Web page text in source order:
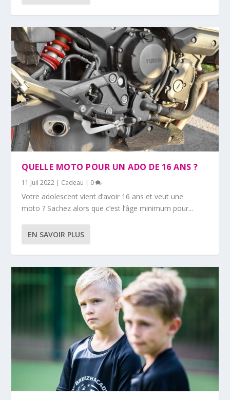
QUELLE MOTO POUR UN ADO DE 16 ANS ?
11 Juil 2022 | Cadeau | 0
Votre adolescent vient d’avoir 16 ans et veut une
moto ? Sachez alors que c’est l’âge minimum pour...
EN SAVOIR PLUS